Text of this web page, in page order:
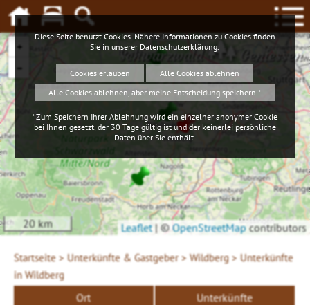
Schwarzwald Geniessen
+
−
20 km Leaflet |©OpenStreetMapcontributors
Startseite > Unterkünfte & Gastgeber > Wildberg > Unterkünfte
in Wildberg
Ort
Unterkünfte
Diese Seite benutzt Cookies. Nähere Informationen zu Cookies finden
Sie in unserer Datenschutzerklärung
Cookies erlauben
Alle Cookies ablehnen
Alle Cookies ablehnen, aber meine Entscheidung speichern *
* Zum Speichern Ihrer Ablehnung wird ein einzelner anonymer Cookie
bei Ihnen gesetzt, der 30 Tage gültig ist und der keinerlei persönliche
Daten über Sie enthält.